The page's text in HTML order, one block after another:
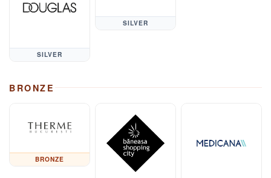
SILVER
SILVER
BRONZE
BRONZE